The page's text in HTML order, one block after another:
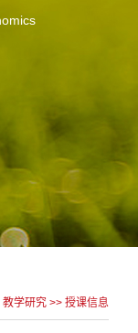
教学研究 >> 授课信息